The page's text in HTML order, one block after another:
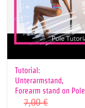
Tutorial:
Unterarmstand,
Forearm stand on Pole
7,00€